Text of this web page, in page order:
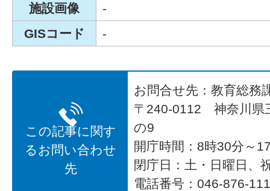
施設画像
-
GISコード
-
この記事に関す
るお問い合わせ
先
お問合せ先：教育総務
〒240-0112 神奈川県
の9
開庁時間：8時30分～
閉庁日：土・日曜日、
電話番号：046-876-